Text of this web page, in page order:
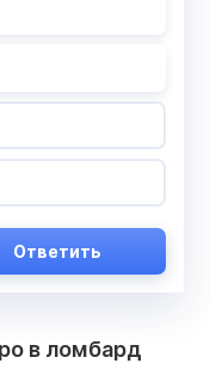
Ответить
в ломбард